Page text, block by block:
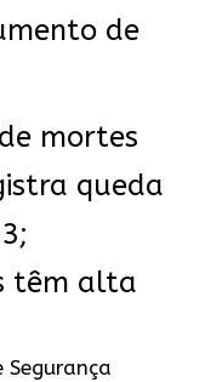
de
mortes
queda
têm alta